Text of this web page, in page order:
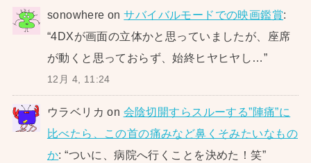
sonowhere onサバイバルモードでの映画鑑賞:
“4DXが画面の立体かと思っていましたが、座席
が動くと思っておらず、始終ヒヤヒヤし…”
12月 4, 11:24
ウラベリカ on 会陰切開すらスルーする”陣痛”に
比べたら、この首の痛みなど鼻くそみたいなもの
か: “ついに、病院へ行くことを決めた！笑”